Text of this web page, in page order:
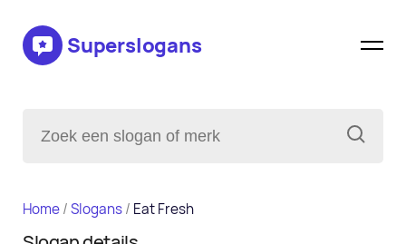
Superslogans
Home/Slogans/ Eat Fresh